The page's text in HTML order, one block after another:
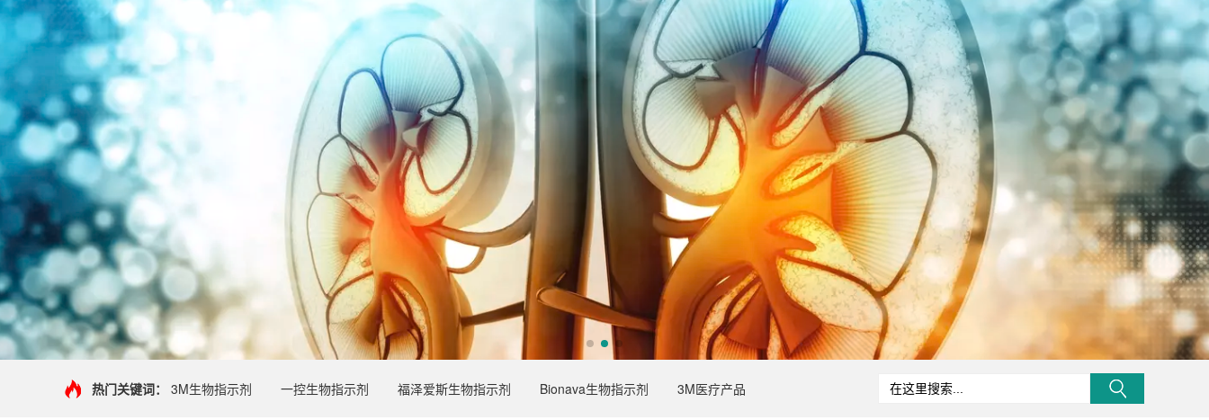
热门关键词： 3M生物指示剂 一控生物指示剂 福泽爱斯生物指示剂 Bionava生物指示剂 3M医疗产品